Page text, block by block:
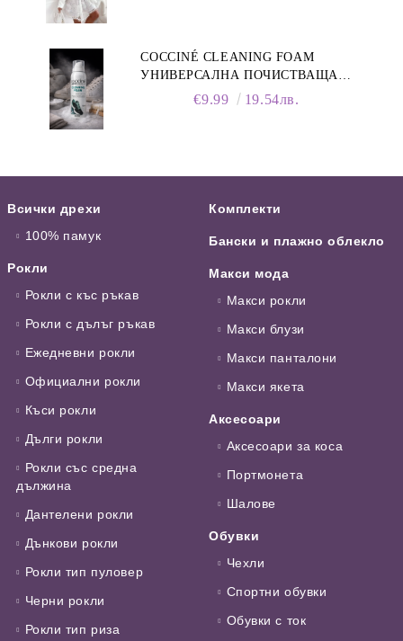
COCCINÉ CLEANING FOAM
УНИВЕРСАЛНА ПОЧИСТВАЩА
ПЯНА ЗА ОБУВКИ, 150 МЛ
€9.99 19.54лв.
Всички дрехи
100% памук
Рокли
Рокли с къс ръкав
Рокли с дълъг ръкав
Ежедневни рокли
Официални рокли
Къси рокли
Дълги рокли
Рокли със средна
дължина
Дантелени рокли
Дънкови рокли
Рокли тип пуловер
Черни рокли
Рокли тип риза
Комплекти
Бански и плажно облекло
Макси мода
Макси рокли
Макси блузи
Макси панталони
Макси якета
Аксесоари
Аксесоари за коса
Портмонета
Шалове
Обувки
Чехли
Спортни обувки
Обувки с ток